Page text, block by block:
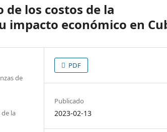
los costos de la
impacto económico en
de
la
PDF
Publicado
2023-02-13